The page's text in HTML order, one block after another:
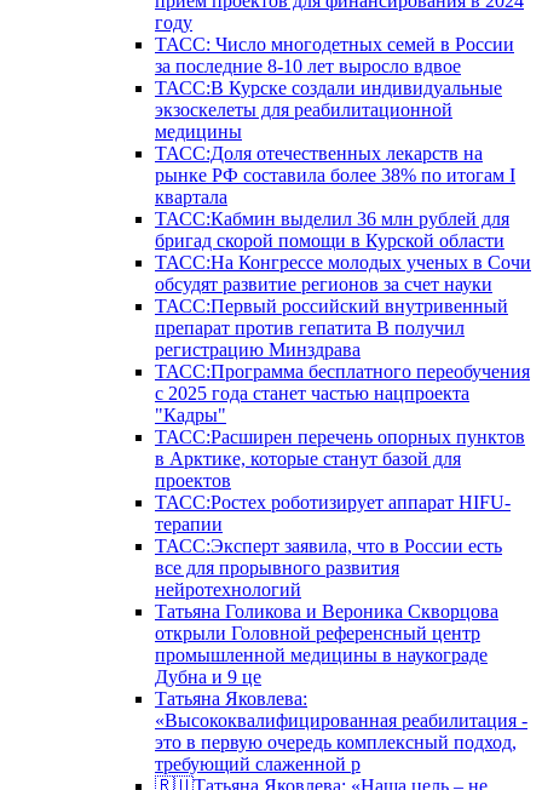
году
ТАСС: Число многодетных семей в России
за последние 8-10 лет выросло вдвое
ТАСС:В Курске создали индивидуальные
экзоскелеты для реабилитационной
медицины
ТАСС:Доля отечественных лекарств на
рынке РФ составила более 38% по итогам I
квартала
ТАСС:Кабмин выделил 36 млн рублей для
бригад скорой помощи в Курской области
ТАСС:На Конгрессе молодых ученых в Сочи
обсудят развитие регионов за счет науки
ТАСС:Первый российский внутривенный
препарат против гепатита В получил
регистрацию Минздрава
ТАСС:Программа бесплатного переобучения
с 2025 года станет частью нацпроекта
"Кадры"
ТАСС:Расширен перечень опорных пунктов
в Арктике, которые станут базой для
проектов
ТАСС:Ростех роботизирует аппарат HIFU-
терапии
ТАСС:Эксперт заявила, что в России есть
все для прорывного развития
нейротехнологий
Татьяна Голикова и Вероника Скворцова
открыли Головной референсный центр
промышленной медицины в наукограде
Дубна и 9 це
Татьяна Яковлева:
«Высококвалифицированная реабилитация -
это в первую очередь комплексный подход,
требующий слаженной р
🇷🇺Татьяна Яковлева: «Наша цель – не